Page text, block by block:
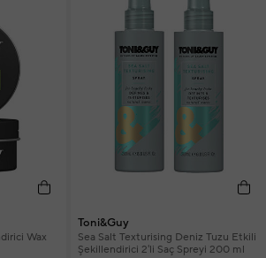
Wax
Toni&Guy
Sea Salt Texturising Deniz Tuzu Etkili
Şekillendirici 2'li Saç Spreyi 200 ml